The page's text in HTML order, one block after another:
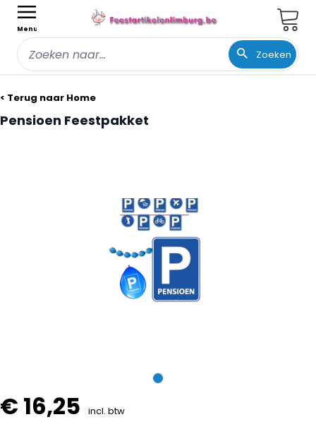
Menu
Zoeken
< Terug naar Home
Pensioen Feestpakket
€ 16,25 incl. btw